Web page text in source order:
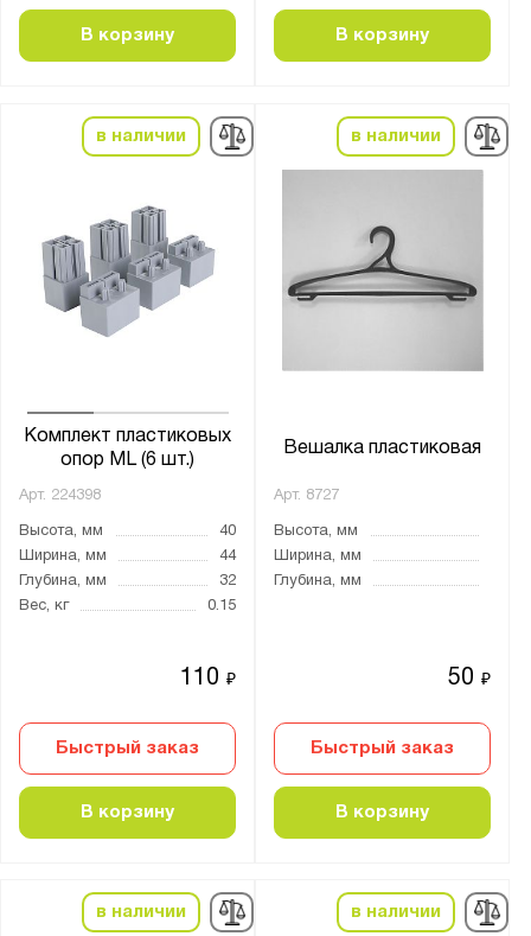
В корзину В корзину
в наличии
Комплект пластиковых
опор ML (6 шт.)
Арт. 224398
Высота, мм
40
Ширина, мм
44
Глубина, мм
32
Вес, кг
0.15
110₽
Быстрый заказ
В корзину
в наличии
Вешалка пластиковая
Арт. 8727
Высота, мм
Ширина, мм
Глубина, мм
50₽
Быстрый заказ
В корзину
в наличии в наличии